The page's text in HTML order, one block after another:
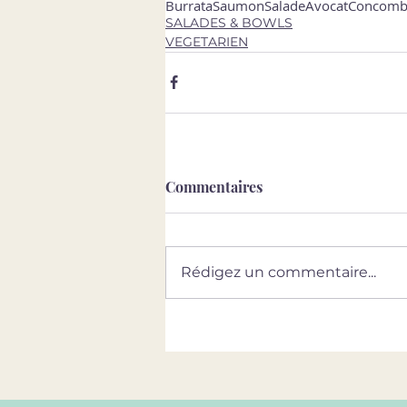
BurrataSaumonSaladeAvocat
SALADES & BOWLS
VEGETARIEN
Commentaires
Rédigez un commentaire...